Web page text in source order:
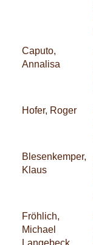
Caputo,
Annalisa
Hofer, Roger
Blesenkemper,
Klaus
Fröhlich,
Michael
Langebeck,